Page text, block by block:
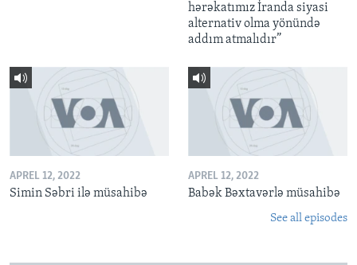
hərəkatımız İranda siyasi
alternativ olma yönündə
addım atmalıdır”
APREL 12, 2022
Simin Səbri ilə müsahibə
APREL 12, 2022
Babək Bəxtavərlə müsahibə
See all episodes